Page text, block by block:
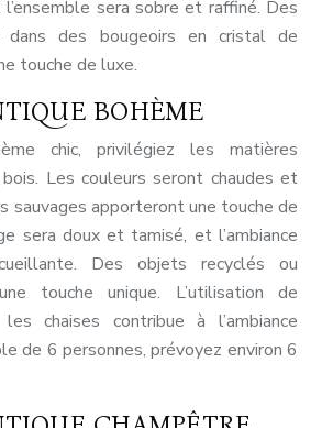
sera sobre et raffiné. Des
dans des bougeoirs en cristal de
touche de luxe.
BOHÈME
chic, privilégiez les matières
Les couleurs seront chaudes et
sauvages apporteront une touche de
sera doux et tamisé, et l’ambiance
Des objets recyclés ou
touche unique. L’utilisation de
chaises contribue à l’ambiance
de 6 personnes, prévoyez environ 6